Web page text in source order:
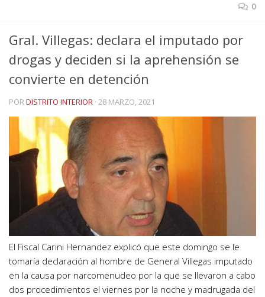
0
Gral. Villegas: declara el imputado por
drogas y deciden si la aprehensión se
convierte en detención
PORDISTRITO INTERIOR · 28 MARZO, 2021
El Fiscal Carini Hernandez explicó que este domingo se le
tomaría declaración al hombre de General Villegas imputado
en la causa por narcomenudeo por la que se llevaron a cabo
dos procedimientos el viernes por la noche y madrugada del